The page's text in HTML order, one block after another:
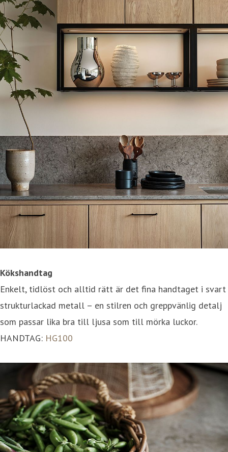
Kökshandtag
Enkelt, tidlöst och alltid rätt är det fina handtaget i svart
strukturlackad metall – en stilren och greppvänlig detalj
som passar lika bra till ljusa som till mörka luckor.
HANDTAG: HG100